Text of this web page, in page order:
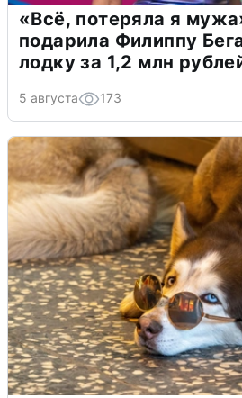
«Всё, потеряла я
подарила Филиппу
лодку за 1,2 млн
5 августа 173